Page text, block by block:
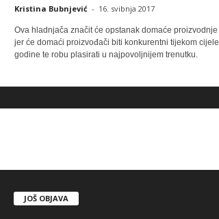
Kristina Bubnjević - 16. svibnja 2017
Ova hladnjača značit će opstanak domaće proizvodnje
jer će domaći proizvođači biti konkurentni tijekom cijele
godine te robu plasirati u najpovoljnijem trenutku.
JOŠ OBJAVA